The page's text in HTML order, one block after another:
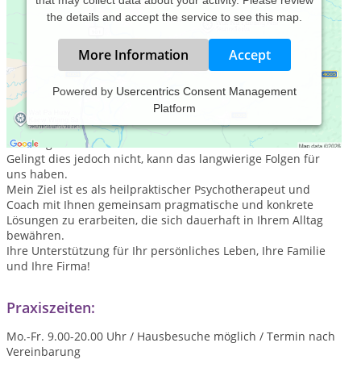
the details and accept the service to see this map.
More Information Accept
Powered by Usercentrics Consent Management
Platform
Schwierige Phasen kennt fast jeder Mensch aus seinem
Leben. Meist gelingt es uns, diese Phasen selbstständig zu
bewältigen.
Gelingt dies jedoch nicht, kann das langwierige Folgen für
uns haben.
Mein Ziel ist es als heilpraktischer Psychotherapeut und
Coach mit Ihnen gemeinsam pragmatische und konkrete
Lösungen zu erarbeiten, die sich dauerhaft in Ihrem Alltag
bewähren.
Ihre Unterstützung für Ihr persönliches Leben, Ihre Familie
und Ihre Firma!
Praxiszeiten:
Mo.-Fr. 9.00-20.00 Uhr / Hausbesuche möglich / Termin nach
Vereinbarung